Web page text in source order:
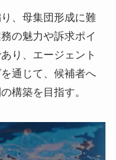
、母集団形成に難
の魅力や訴求ポイ
り、エージェント
通じて、候補者へ
構築を目指す。